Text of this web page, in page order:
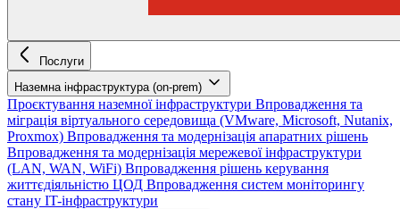
Послуги
Наземна інфраструктура (on-prem)
Проєктування наземної інфраструктури Впровадження та
міграція віртуального середовища (VMware, Microsoft, Nutanix,
Proxmox) Впровадження та модернізація апаратних рішень
Впровадження та модернізація мережевої інфраструктури
(LAN, WAN, WiFi) Впровадження рішень керування
життєдіяльністю ЦОД Впровадження систем моніторингу
стану IT-інфраструктури